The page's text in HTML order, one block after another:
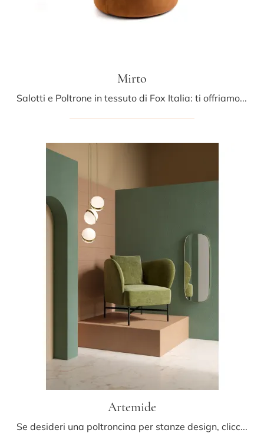
Mirto
Salotti e Poltrone in tessuto di Fox Italia: ti offriamo il modello Mirto in tessuto per arricchire i tuoi spazi.
Artemide
Se desideri una poltroncina per stanze design, clicca e leggi di più sul modello Artemide in tessuto della firma Fox Italia.